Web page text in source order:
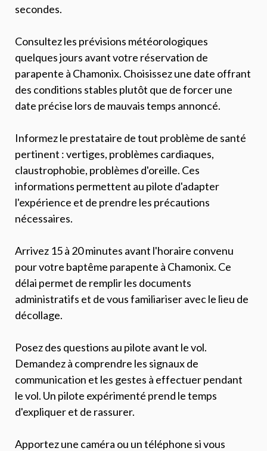
secondes.
Consultez les prévisions météorologiques
quelques jours avant votre réservation de
parapente à Chamonix. Choisissez une date offrant
des conditions stables plutôt que de forcer une
date précise lors de mauvais temps annoncé.
Informez le prestataire de tout problème de santé
pertinent : vertiges, problèmes cardiaques,
claustrophobie, problèmes d'oreille. Ces
informations permettent au pilote d'adapter
l'expérience et de prendre les précautions
nécessaires.
Arrivez 15 à 20 minutes avant l'horaire convenu
pour votre baptême parapente à Chamonix. Ce
délai permet de remplir les documents
administratifs et de vous familiariser avec le lieu de
décollage.
Posez des questions au pilote avant le vol.
Demandez à comprendre les signaux de
communication et les gestes à effectuer pendant
le vol. Un pilote expérimenté prend le temps
d'expliquer et de rassurer.
Apportez une caméra ou un téléphone si vous